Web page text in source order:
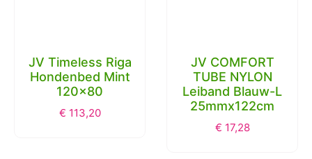
JV Timeless Riga
Hondenbed Mint
120x80
€ 113,20
JV COMFORT
TUBE NYLON
Leiband Blauw-L
25mmx122cm
€ 17,28